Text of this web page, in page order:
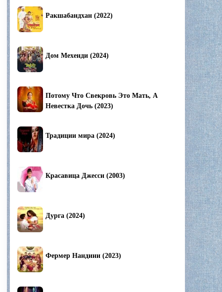
Ракшабандхан (2022)
Дом Мехенди (2024)
Потому Что Свекровь Это Мать, А
Невестка Дочь (2023)
Традиции мира (2024)
Красавица Джесси (2003)
Дурга (2024)
Фермер Нандини (2023)